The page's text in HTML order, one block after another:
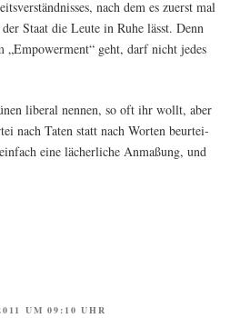
nach dem es zuerst mal
Staat die Leu­te in Ruhe lässt. Denn
„Empower­ment“ geht, darf nicht jedes
libe­ral nen­nen, so oft ihr wollt, aber
nach Taten statt nach Wor­ten beur­tei­
eine lächer­li­che Anma­ßung, und
UM 09:10 UHR